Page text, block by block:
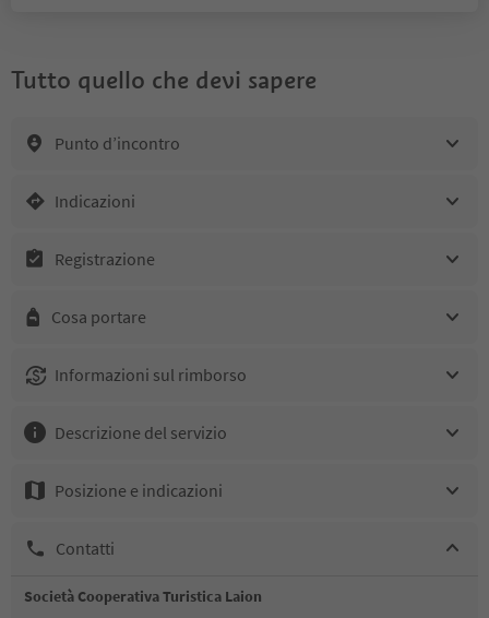
Tutto quello che devi sapere
Punto d’incontro
Indicazioni
Registrazione
Cosa portare
Informazioni sul rimborso
Descrizione del servizio
Posizione e indicazioni
Contatti
Società Cooperativa Turistica Laion